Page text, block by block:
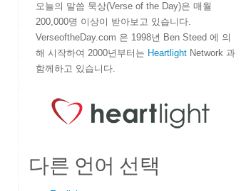
오늘의 말씀 묵상(Verse of the Day)은 매월
200,000명 이상이 받아보고 있습니다.
VerseoftheDay.com 은 1998년 Ben Steed 에 의
해 시작하여 2000년부터는 Heartlight Network 과
함께하고 있습니다.
다른 언어 선택